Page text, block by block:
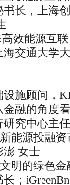
书长，上海
源互联网
海交通大学
施顾问，
金融的角度
研究中心主
投融资市
澎 女士
绿色金融
；